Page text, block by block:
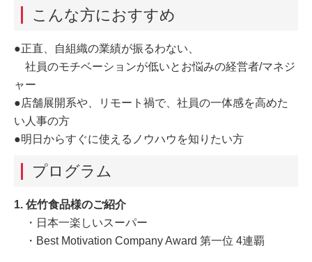
こんな方におすすめ
●正直、自組織の業績が振るわない、
社員のモチベーションが低いとお悩みの経営者/マネジ
ャー
●店舗展開系や、リモート禍で、社員の一体感を高めた
い人事の方
●明日からすぐに使えるノウハウを知りたい方
プログラム
1. 佐竹食品様のご紹介
・日本一楽しいスーパー
・Best Motivation Company Award 第一位 4連覇